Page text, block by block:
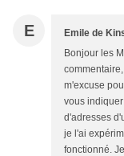
E Emile de
Bonjour les
m'excuse
vous
d'adresses
je l'ai
fonctionné.